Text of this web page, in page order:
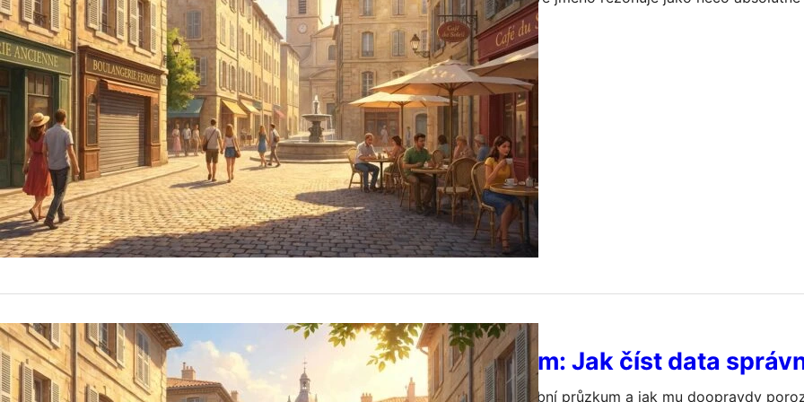
Hned na začátek musím říct, že tohle není jen obyčejný příběh zpěváka. Je
který spojuje generace. Pamatuji si, jak jsem jako malý chlapec v Kyjevě u
uslyšel z…
fabogawapo21203 srpna, 2026
POLITICKÁ SCÉNA
STEM volební průzkum: Jak číst data
Proč každý řeší nejnovější stem volební průzkum a jak mu doopravdy